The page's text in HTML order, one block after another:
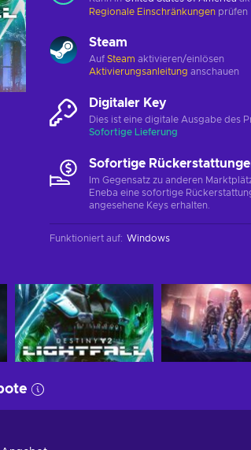
Regionale Einschränkungen prüfen
Steam
Auf Steam aktivieren/einlösen
Aktivierungsanleitung anschauen
Digitaler Key
Dies ist eine digitale Ausgabe des
Sofortige Lieferung
Sofortige
Im Gegensatz zu anderen
Eneba eine sofortige
angesehene Keys erhalten.
Funktioniert auf: Windows